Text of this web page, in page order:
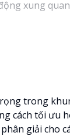
xung
trong
cách tối ưu
giải cho